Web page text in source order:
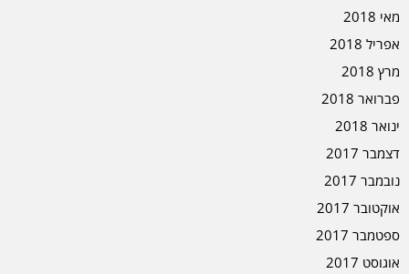
מאי 2018
אפריל 2018
מרץ 2018
פברואר 2018
ינואר 2018
דצמבר 2017
נובמבר 2017
אוקטובר 2017
ספטמבר 2017
אוגוסט 2017